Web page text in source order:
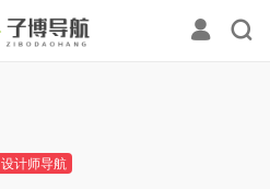
设计师导航